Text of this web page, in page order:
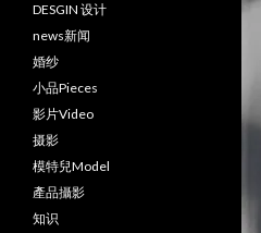
DESGIN 设计
news新闻
婚纱
小品Pieces
影片Video
摄影
模特兒Model
產品攝影
知识